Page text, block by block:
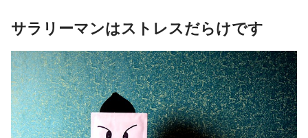
サラリーマンはストレスだらけです